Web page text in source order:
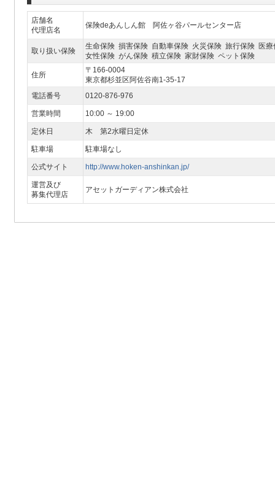
店舗名
代理店名
保険deあんしん館 阿佐ヶ谷パールセンター店
取り扱い保険
生命保険 損害保険 自動車保険 火災保険 旅行保険 医
女性保険 がん保険 積立保険 家財保険 ペット保険
住所
〒166-0004
東京都杉並区阿佐谷南1-35-17
電話番号
0120-876-976
営業時間 10:00 ～ 19:00
定休日 木 第2水曜日定休
駐車場 駐車場なし
公式サイト http://www.hoken-anshinkan.jp/
運営及び
募集代理店
アセットガーディアン株式会社